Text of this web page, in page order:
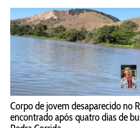
Corpo de jovem desaparecido no
encontrado após quatro dias de